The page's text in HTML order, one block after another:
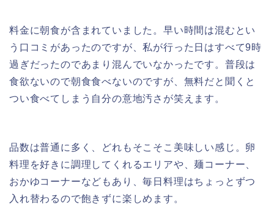
料金に朝食が含まれていました。早い時間は混むとい
う口コミがあったのですが、私が行った日はすべて9時
過ぎだったのであまり混んでいなかったです。普段は
食欲ないので朝食食べないのですが、無料だと聞くと
つい食べてしまう自分の意地汚さが笑えます。
品数は普通に多く、どれもそこそこ美味しい感じ。卵
料理を好きに調理してくれるエリアや、麺コーナー、
おかゆコーナーなどもあり、毎日料理はちょっとずつ
入れ替わるので飽きずに楽しめます。